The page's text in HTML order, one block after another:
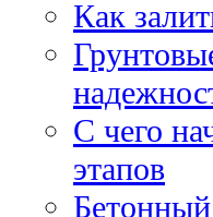
Как
С чего
этапов